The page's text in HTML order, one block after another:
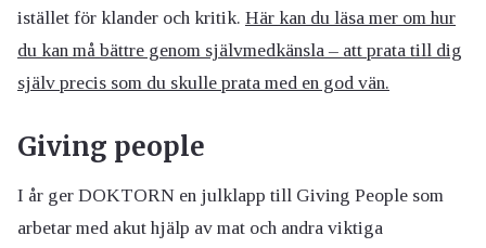
istället för klander och kritik. Här kan du läsa mer om hur
du kan må bättre genom självmedkänsla – att prata till dig
själv precis som du skulle prata med en god vän.
Giving people
I år ger DOKTORN en julklapp till Giving People som
arbetar med akut hjälp av mat och andra viktiga